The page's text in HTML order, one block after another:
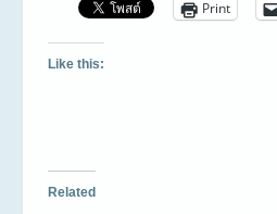
Print
Like this:
Related